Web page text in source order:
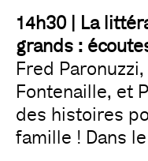
14h30 | La
grands :
Fred
Fontenaille, et
des histoires
famille ! Dans